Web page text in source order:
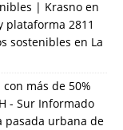
| Krasno en
plataforma 2811
sostenibles en La
más de 50%
- Sur Informado
pasada urbana de